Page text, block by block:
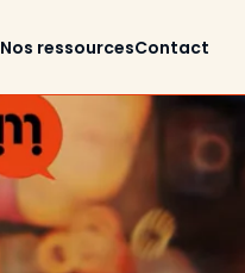
Nos ressourcesContact